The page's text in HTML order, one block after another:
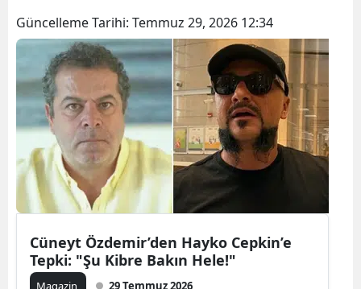
Güncelleme Tarihi: Temmuz 29, 2026 12:34
Cüneyt Özdemir’den Hayko Cepkin’e
Tepki: "Şu Kibre Bakın Hele!"
Magazin 29 Temmuz 2026